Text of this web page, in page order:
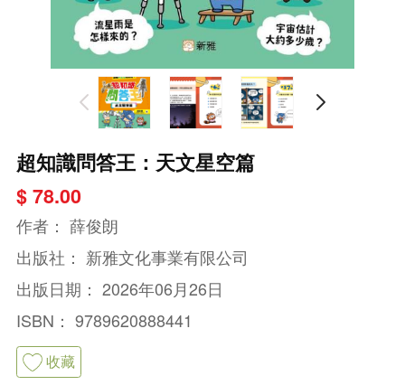
超知識問答王：天文星空篇
$ 78.00
作者： 薛俊朗
出版社： 新雅文化事業有限公司
出版日期： 2026年06月26日
ISBN： 9789620888441
收藏